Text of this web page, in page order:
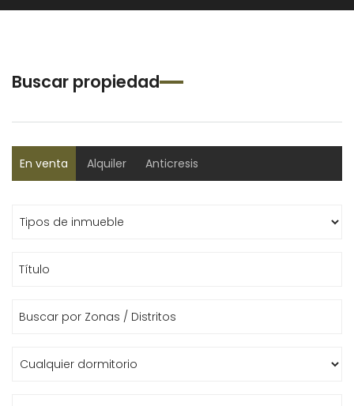
Buscar propiedad
En venta Alquiler Anticresis